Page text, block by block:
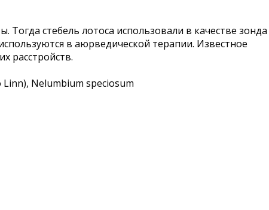
стебель лотоса использовали в качестве зонда
в аюрведической терапии. Известное
расстройств.
Nelumbium speciosum